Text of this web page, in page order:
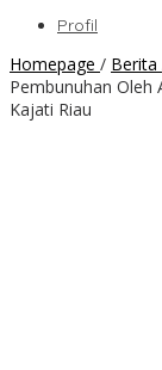
Profil
Homepage / Berita
Pembunuhan Oleh
Kajati Riau